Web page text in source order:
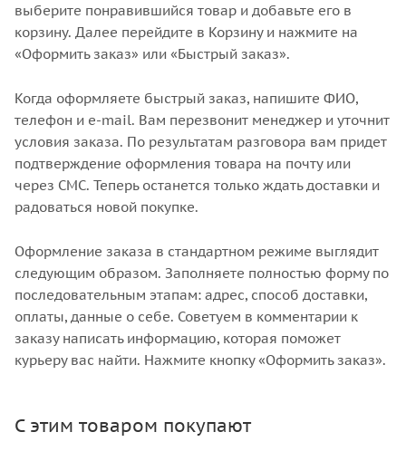
выберите понравившийся товар и добавьте его в
корзину. Далее перейдите в Корзину и нажмите на
«Оформить заказ» или «Быстрый заказ».
Когда оформляете быстрый заказ, напишите ФИО,
телефон и e-mail. Вам перезвонит менеджер и уточнит
условия заказа. По результатам разговора вам придет
подтверждение оформления товара на почту или
через СМС. Теперь останется только ждать доставки и
радоваться новой покупке.
Оформление заказа в стандартном режиме выглядит
следующим образом. Заполняете полностью форму по
последовательным этапам: адрес, способ доставки,
оплаты, данные о себе. Советуем в комментарии к
заказу написать информацию, которая поможет
курьеру вас найти. Нажмите кнопку «Оформить заказ».
С этим товаром покупают